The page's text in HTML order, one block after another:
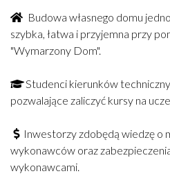
Budowa własnego domu
szybka, łatwa i przyjemna przy
"Wymarzony Dom".
Studenci kierunków
pozwalające zaliczyć kursy na
Inwestorzy zdobędą wiedzę o
wykonawców oraz
wykonawcami.